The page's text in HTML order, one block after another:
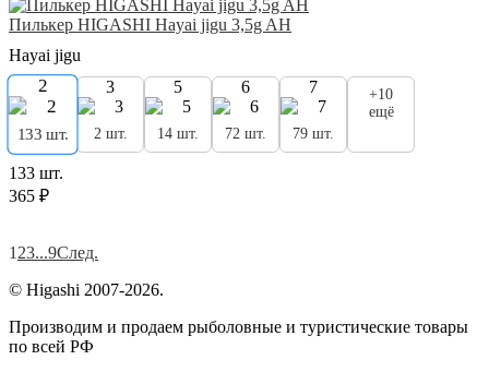
Пилькер HIGASHI Hayai jigu 3,5g AH
Hayai jigu
2
133 шт.
3
2 шт.
5
14 шт.
6
72 шт.
7
79 шт.
+10
ещё
133 шт.
365 ₽
1 23...9След.
© Higashi 2007-2026.
Производим и продаем рыболовные и туристические товары
по всей РФ